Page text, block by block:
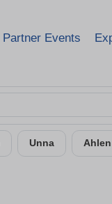
Partner Events
Unna Ahlen